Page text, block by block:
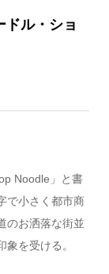
ル・ショ
Noodle」と書
で小さく都市商
のお洒落な街並
を受ける。